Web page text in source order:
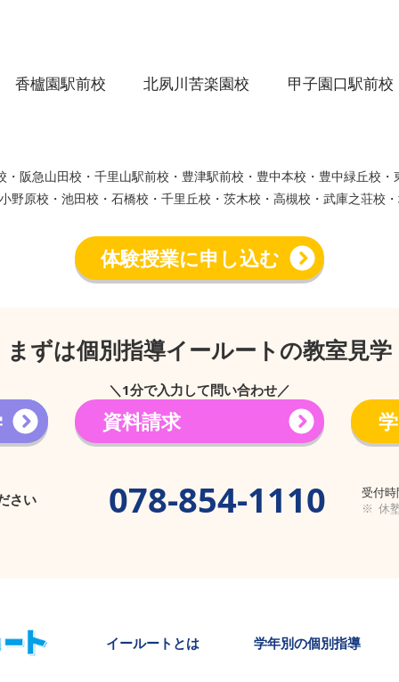
香櫨園駅前校 北夙川苦楽園校 甲子園口駅前校
・阪急山田校・千里山駅前校・豊津駅前校・豊中本校・豊中緑丘校・
野原校・池田校・石橋校・千里丘校・茨木校・高槻校・武庫之荘校
体験授業に申し込む
まずは個別指導イールートの教室見学
＼1分で入力して問い合わせ／
資料請求 学
さい 078-854-1110
受付時
※ 休
​イールートとは 学年別の個別指導